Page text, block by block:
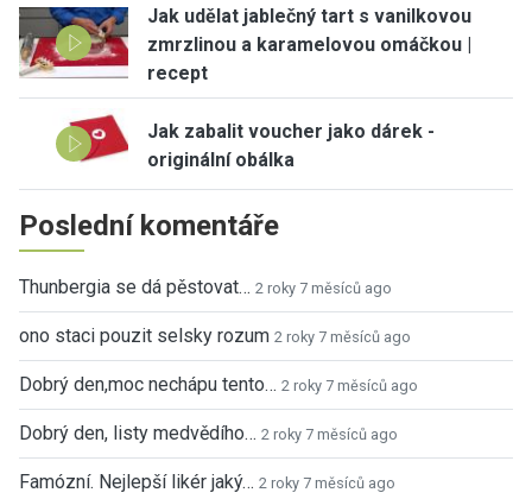
Jak udělat jablečný tart s vanilkovou
zmrzlinou a karamelovou omáčkou |
recept
Jak zabalit voucher jako dárek -
originální obálka
Poslední komentáře
Thunbergia se dá pěstovat… 2 roky 7 měsíců ago
ono staci pouzit selsky rozum 2 roky 7 měsíců ago
Dobrý den,moc nechápu tento… 2 roky 7 měsíců ago
Dobrý den, listy medvědího… 2 roky 7 měsíců ago
Famózní. Nejlepší likér jaký… 2 roky 7 měsíců ago